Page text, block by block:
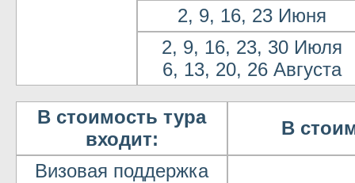
2, 9, 16, 23 Июня
2, 9, 16, 23, 30 Июля
6, 13, 20, 26 Августа
В стоимость тура
входит:
В
Визовая поддержка